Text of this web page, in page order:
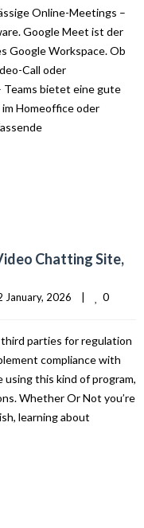
Online-Meetings –
Google Meet ist der
Google Workspace. Ob
Call oder
Teams bietet eine gute
Homeoffice oder
Chatting Site,
January, 2026 0
parties for regulation
compliance with
using this kind of program,
Whether Or Not you’re
learning about